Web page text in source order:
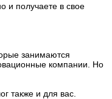
и получаете в свое
занимаются
компании. Но
также и для вас.